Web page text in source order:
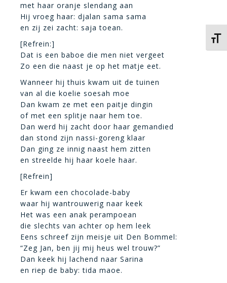
met haar oranje slendang aan
Hij vroeg haar: djalan sama sama
en zij zei zacht: saja toean.
[Refrein:]
Dat is een baboe die men niet vergeet
Zo een die naast je op het matje eet.
Wanneer hij thuis kwam uit de tuinen
van al die koelie soesah moe
Dan kwam ze met een paitje dingin
of met een splitje naar hem toe.
Dan werd hij zacht door haar gemandied
dan stond zijn nassi-goreng klaar
Dan ging ze innig naast hem zitten
en streelde hij haar koele haar.
[Refrein]
Er kwam een chocolade-baby
waar hij wantrouwerig naar keek
Het was een anak perampoean
die slechts van achter op hem leek
Eens schreef zijn meisje uit Den Bommel:
“Zeg Jan, ben jij mij heus wel trouw?”
Dan keek hij lachend naar Sarina
en riep de baby: tida maoe.